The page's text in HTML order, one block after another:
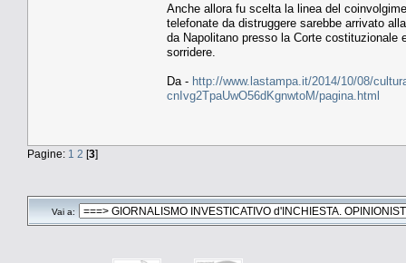
Anche allora fu scelta la linea del
telefonate da distruggere sarebbe arrivato
da Napolitano presso la Corte costituzionale
sorridere.
Da - http://www.lastampa.it/2014/10/08/
cnIvg2TpaUwO56dKgnwtoM/pagina.html
Pagine: 1 2 [3]
Vai a: